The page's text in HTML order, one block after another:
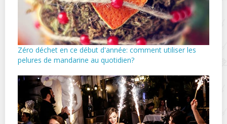
Zéro déchet en ce début d'année: comment utiliser les
pelures de mandarine au quotidien?